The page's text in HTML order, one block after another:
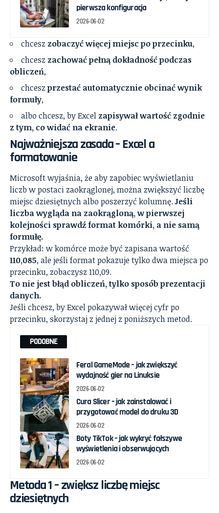
pierwsza konfiguracja
2026-06-02
chcesz zobaczyć więcej miejsc po przecinku,
chcesz zachować pełną dokładność podczas
obliczeń,
chcesz przestać automatycznie obcinać wynik
formuły,
albo chcesz, by Excel zapisywał wartość zgodnie
z tym, co widać na ekranie.
Najważniejsza zasada – Excel a
formatowanie
Microsoft wyjaśnia, że aby zapobiec wyświetlaniu
liczb w postaci zaokrąglonej, można zwiększyć liczbę
miejsc dziesiętnych albo poszerzyć kolumnę.Jeśli
liczba wygląda na zaokrągloną, w pierwszej
kolejności sprawdź format komórki, a nie samą
formułę.
Przykład: w komórce może być zapisana wartość
110,085, ale jeśli format pokazuje tylko dwa miejsca po
przecinku, zobaczysz 110,09.
To nie jest błąd obliczeń, tylko sposób prezentacji
danych.
Jeśli chcesz, by Excel pokazywał więcej cyfr po
przecinku, skorzystaj z jednej z poniższych metod.
PODOBNE
Feral GameMode – jak zwiększyć
wydajność gier na Linuksie
2026-06-02
Cura Slicer – jak zainstalować i
przygotować model do druku 3D
2026-06-02
Boty TikTok – jak wykryć fałszywe
wyświetlenia i obserwujących
2026-06-02
Metoda 1 – zwiększ liczbę miejsc
dziesiętnych